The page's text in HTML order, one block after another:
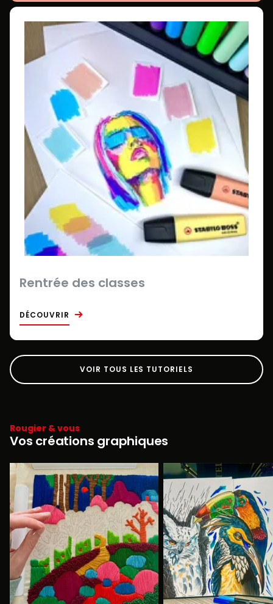
Rentrée des classes
DÉCOUVRIR
VOIR TOUS LES TUTORIELS
Rougier & vous
Vos créations graphiques